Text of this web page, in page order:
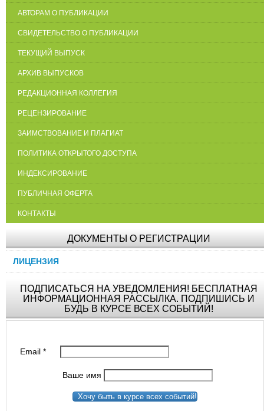
АВТОРАМ О ПУБЛИКАЦИИ
СВИДЕТЕЛЬСТВО О ПУБЛИКАЦИИ
ТЕКУЩИЙ ВЫПУСК
АРХИВ ВЫПУСКОВ
РЕДАКЦИОННАЯ КОЛЛЕГИЯ
РЕЦЕНЗИРОВАНИЕ
ЗАИМСТВОВАНИЕ И ПЛАГИАТ
ПОЛИТИКА ОТКРЫТОГО ДОСТУПА
ИНДЕКСИРОВАНИЕ
ПУБЛИЧНАЯ ОФЕРТА
КОНТАКТЫ
ДОКУМЕНТЫ О РЕГИСТРАЦИИ
ЛИЦЕНЗИЯ
ПОДПИСАТЬСЯ НА УВЕДОМЛЕНИЯ! БЕСПЛАТНАЯ
ИНФОРМАЦИОННАЯ РАССЫЛКА. ПОДПИШИСЬ И
БУДЬ В КУРСЕ ВСЕХ СОБЫТИЙ!
Email*
Ваше имя
Хочу быть в курсе всех событий!